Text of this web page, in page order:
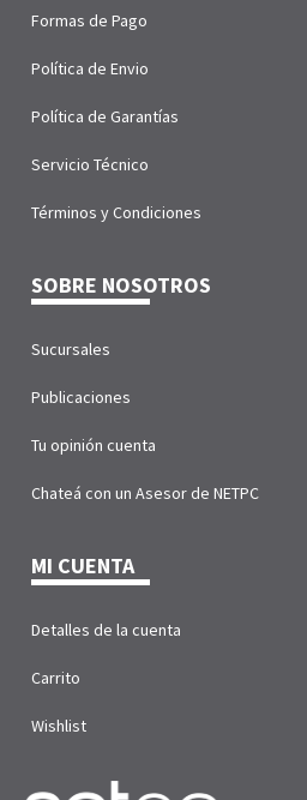
Formas de Pago
Política de Envio
Política de Garantías
Servicio Técnico
Términos y Condiciones
SOBRE NOSOTROS
Sucursales
Publicaciones
Tu opinión cuenta
Chateá con un Asesor de NETPC
MI CUENTA
Detalles de la cuenta
Carrito
Wishlist